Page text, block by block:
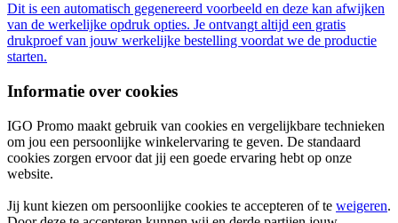
Dit is een automatisch gegenereerd voorbeeld en deze kan afwijken
van de werkelijke opdruk opties. Je ontvangt altijd een gratis
drukproef van jouw werkelijke bestelling voordat we de productie
starten.
Informatie over cookies
IGO Promo maakt gebruik van cookies en vergelijkbare technieken
om jou een persoonlijke winkelervaring te geven. De standaard
cookies zorgen ervoor dat jij een goede ervaring hebt op onze
website.
Jij kunt kiezen om persoonlijke cookies te accepteren of te weigeren.